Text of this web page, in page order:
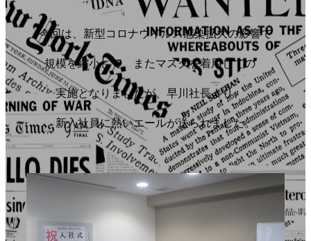
今回は、新型コロナウイルス感染拡大の影響で
規模を縮小して、またマスクを着用しての
実施となりましたが、早川社長より、
新入社員に熱いエールが送られました。